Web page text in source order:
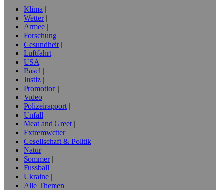
Klima
Wetter
Armee
Forschung
Gesundheit
Luftfahrt
USA
Basel
Justiz
Promotion
Video
Polizeirapport
Unfall
Meat and Greet
Extremwetter
Gesellschaft & Politik
Natur
Sommer
Fussball
Ukraine
Alle Themen